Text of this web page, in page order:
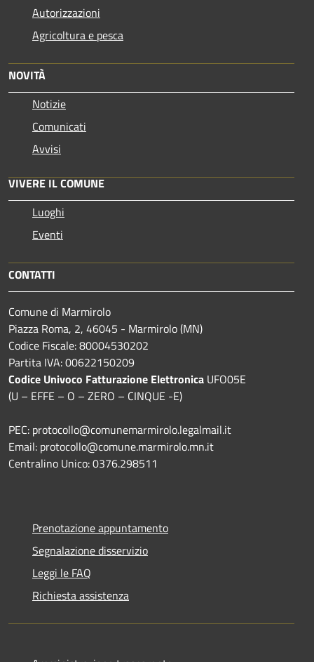
Autorizzazioni
Agricoltura e pesca
NOVITÀ
Notizie
Comunicati
Avvisi
VIVERE IL COMUNE
Luoghi
Eventi
CONTATTI
Comune di Marmirolo
Piazza Roma, 2, 46045 - Marmirolo (MN)
Codice Fiscale: 80004530202
Partita IVA: 00622150209
Codice Univoco Fatturazione Elettronica UFO05E
(U – EFFE – O – ZERO – CINQUE -E)
PEC: protocollo@comunemarmirolo.legalmail.it
Email: protocollo@comune.marmirolo.mn.it
Centralino Unico: 0376.298511
Prenotazione appuntamento
Segnalazione disservizio
Leggi le FAQ
Richiesta assistenza